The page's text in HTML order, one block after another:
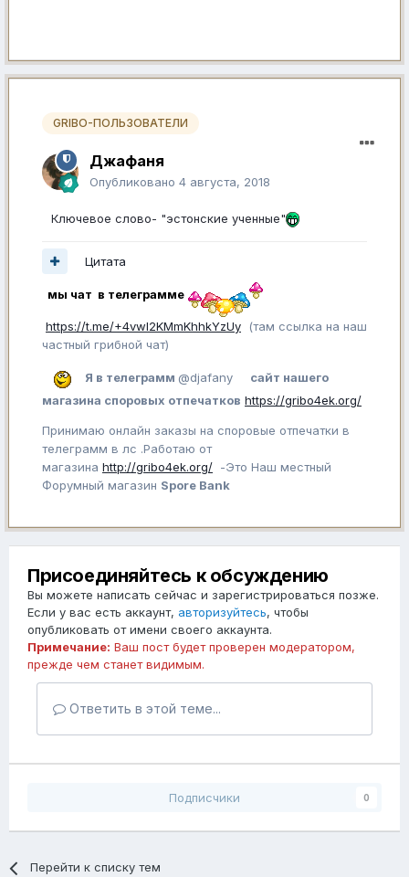
GRIBO-ПОЛЬЗОВАТЕЛИ
Джафаня
Опубликовано 4 августа, 2018
Ключевое слово- "эстонские ученные"
Цитата
мы чат в телеграмме
https://t.me/+4vwl2KMmKhhkYzUy (там ссылка на наш
частный грибной чат)
Я в телеграмм @djafany
сайт нашего
магазина споровых отпечатков https://gribo4ek.org/
Принимаю онлайн заказы на споровые отпечатки в
телеграмм в лс .Работаю от
магазина http://gribo4ek.org/ -Это Наш местный
Форумный магазин Spore Bank
Присоединяйтесь к обсуждению
Вы можете написать сейчас и зарегистрироваться позже.
Если у вас есть аккаунт, авторизуйтесь, чтобы
опубликовать от имени своего аккаунта.
Примечание: Ваш пост будет проверен модератором,
прежде чем станет видимым.
Ответить в этой теме...
Подписчики 0
Перейти к списку тем